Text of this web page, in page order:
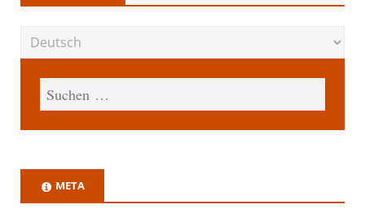
META